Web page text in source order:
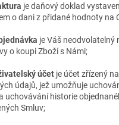
je daňový doklad
o dani z přidané hodnoty na
je Váš neodvolatelný
o koupi Zboží s Námi;
účet je účet zřízený
údajů, jež umožňuje
uchovávání historie
Smluv;